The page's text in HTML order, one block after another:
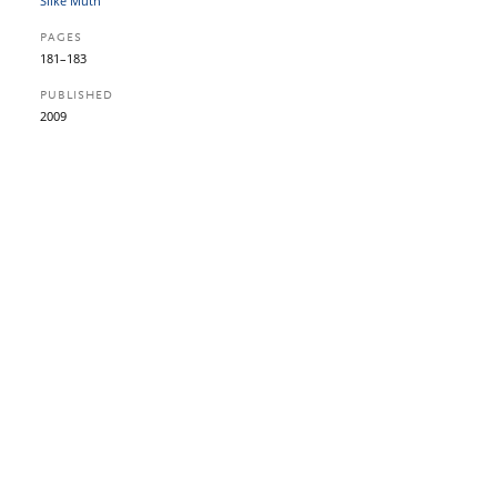
PAGES
181–183
PUBLISHED
2009